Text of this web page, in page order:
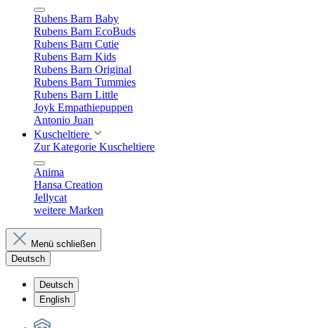
Rubens Barn Baby
Rubens Barn EcoBuds
Rubens Barn Cutie
Rubens Barn Kids
Rubens Barn Original
Rubens Barn Tummies
Rubens Barn Little
Joyk Empathiepuppen
Antonio Juan
Kuscheltiere
Zur Kategorie Kuscheltiere
Anima
Hansa Creation
Jellycat
weitere Marken
Menü schließen
Deutsch
Deutsch
English